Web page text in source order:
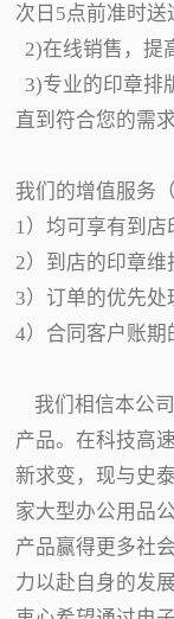
次日5点前准时送
2)在线销售，提
3)专业的印章排
直到符合您的需求
我们的增值服务
1）均可享有到店
2）到店的印章维
3）订单的优先处
4）合同客户账期
我们相信本公
产品。在科技高
新求变，现与史
家大型办公用品
产品赢得更多社
力以赴自身的发